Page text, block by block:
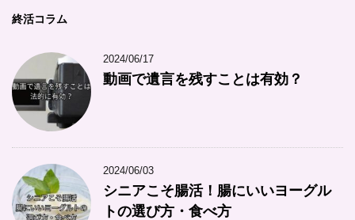
終活コラム
2024/06/17
動画で遺言を残すことは有効？
2024/06/03
シニアこそ腸活！腸にいいヨーグル
トの選び方・食べ方